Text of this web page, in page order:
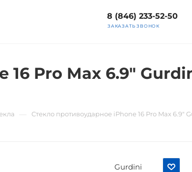
8 (846) 233-52-50
ЗАКАЗАТЬ ЗВОНОК
16 Pro Max 6.9"
Стекло противоударное iPhone 16 Pro Max 6.9"
Gurdini